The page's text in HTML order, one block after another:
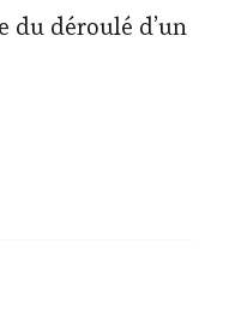
du déroulé d’un